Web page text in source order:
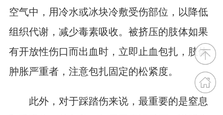
空气中，用冷水或冰块冷敷受伤部位，以降低
组织代谢，减少毒素吸收。被挤压的肢体如果
有开放性伤口而出血时，立即止血包扎，肢体
肿胀严重者，注意包扎固定的松紧度。
此外，对于踩踏伤来说，最重要的是窒息